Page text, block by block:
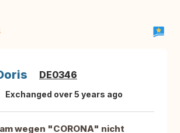
DE0346
Exchanged over 5 years ago
wegen "CORONA" nicht